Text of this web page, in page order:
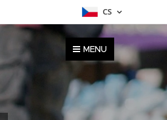
CS
MENU